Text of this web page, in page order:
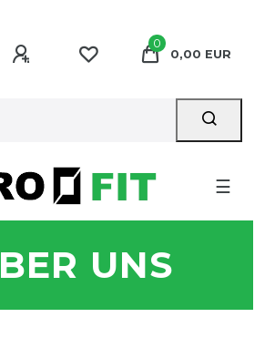
0
0,00 EUR
☰
UNS